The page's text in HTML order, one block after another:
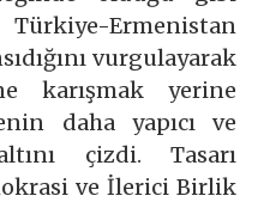
Ermenistan
vurgulayarak
karışmak yerine
daha yapıcı ve
çizdi. Tasarı
ve İlerici Birlik